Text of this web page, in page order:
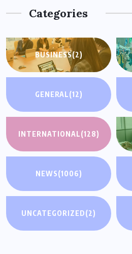
Categories
BUSINESS(2)
GENERAL(12)
INTERNATIONAL(128)
NEWS(1006)
UNCATEGORIZED(2)